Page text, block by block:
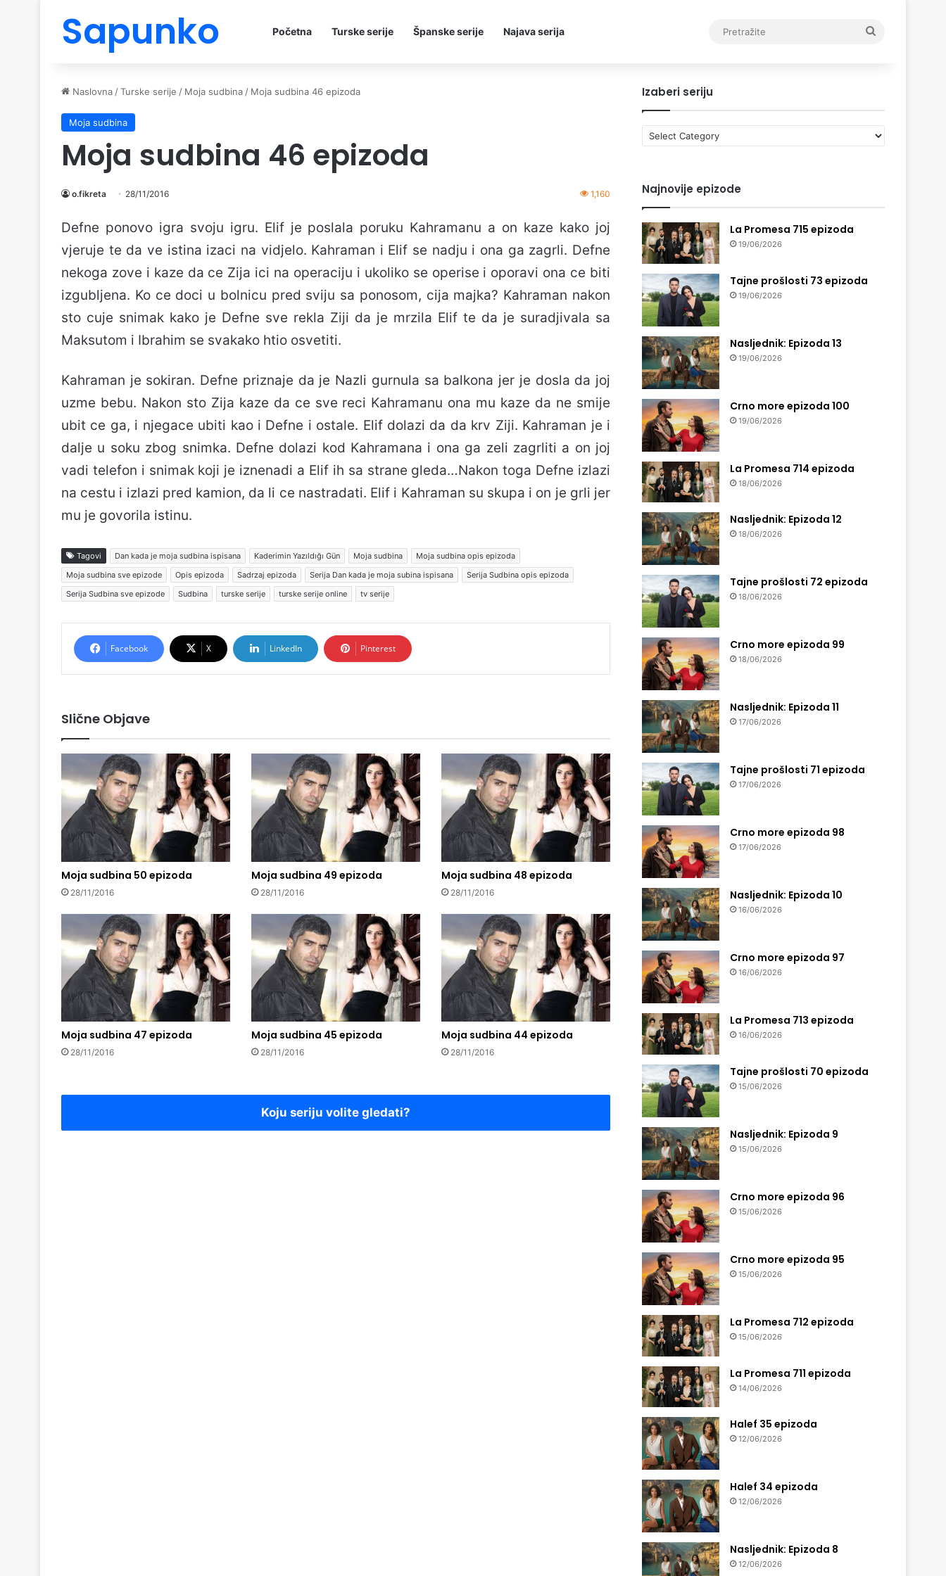
Sapunko Početna Turske serije Španske serije Najava serija
Naslovna /Turske serije / Moja sudbina / Moja sudbina 46 epizoda
Moja sudbina
Moja sudbina 46 epizoda
o.fikreta 28/11/2016 1,160
Defne ponovo igra svoju igru. Elif je poslala poruku Kahramanu a on kaze kako joj
vjeruje te da ve istina izaci na vidjelo. Kahraman i Elif se nadju i ona ga zagrli. Defne
nekoga zove i kaze da ce Zija ici na operaciju i ukoliko se operise i oporavi ona ce biti
izgubljena. Ko ce doci u bolnicu pred sviju sa ponosom, cija majka? Kahraman nakon
sto cuje snimak kako je Defne sve rekla Ziji da je mrzila Elif te da je suradjivala sa
Maksutom i Ibrahim se svakako htio osvetiti.
Kahraman je sokiran. Defne priznaje da je Nazli gurnula sa balkona jer je dosla da joj
uzme bebu. Nakon sto Zija kaze da ce sve reci Kahramanu ona mu kaze da ne smije
ubit ce ga, i njegace ubiti kao i Defne i ostale. Elif dolazi da da krv Ziji. Kahraman je i
dalje u soku zbog snimka. Defne dolazi kod Kahramana i ona ga zeli zagrliti a on joj
vadi telefon i snimak koji je iznenadi a Elif ih sa strane gleda…Nakon toga Defne izlazi
na cestu i izlazi pred kamion, da li ce nastradati. Elif i Kahraman su skupa i on je grli jer
mu je govorila istinu.
Tagovi Dan kada je moja sudbina ispisana Kaderimin Yazıldığı Gün Moja sudbina
Moja sudbina opis epizoda
Moja sudbina sve epizode
Opis epizoda Sadrzaj epizoda Serija Dan kada je moja subina ispisana
Serija Sudbina opis epizoda
Serija Sudbina sve epizode
Sudbina turske serije turske serije online tv serije
Facebook X LinkedIn Pinterest
Slične Objave
Moja sudbina 50 epizoda
28/11/2016
Moja sudbina 49 epizoda
28/11/2016
Moja sudbina 48 epizoda
28/11/2016
Moja sudbina 47 epizoda
28/11/2016
Moja sudbina 45 epizoda
28/11/2016
Moja sudbina 44 epizoda
28/11/2016
Koju seriju volite gledati?
Izaberi seriju
Izaberi
seriju
Najnovije epizode
La Promesa 715 epizoda
19/06/2026
Tajne prošlosti 73 epizoda
19/06/2026
Nasljednik: Epizoda 13
19/06/2026
Crno more epizoda 100
19/06/2026
La Promesa 714 epizoda
18/06/2026
Nasljednik: Epizoda 12
18/06/2026
Tajne prošlosti 72 epizoda
18/06/2026
Crno more epizoda 99
18/06/2026
Nasljednik: Epizoda 11
17/06/2026
Tajne prošlosti 71 epizoda
17/06/2026
Crno more epizoda 98
17/06/2026
Nasljednik: Epizoda 10
16/06/2026
Crno more epizoda 97
16/06/2026
La Promesa 713 epizoda
16/06/2026
Tajne prošlosti 70 epizoda
15/06/2026
Nasljednik: Epizoda 9
15/06/2026
Crno more epizoda 96
15/06/2026
Crno more epizoda 95
15/06/2026
La Promesa 712 epizoda
15/06/2026
La Promesa 711 epizoda
14/06/2026
Halef 35 epizoda
12/06/2026
Halef 34 epizoda
12/06/2026
Nasljednik: Epizoda 8
12/06/2026